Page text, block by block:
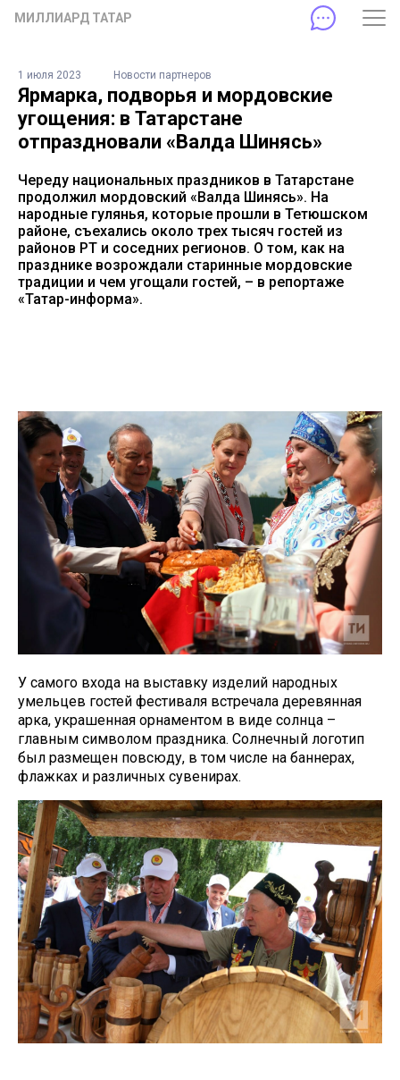
МИЛЛИАРД ТАТАР
1 июля 2023 Новости партнеров
Ярмарка, подворья и мордовские
угощения: в Татарстане
отпраздновали «Валда Шинясь»
Череду национальных праздников в Татарстане
продолжил мордовский «Валда Шинясь». На
народные гулянья, которые прошли в Тетюшском
районе, съехались около трех тысяч гостей из
районов РТ и соседних регионов. О том, как на
празднике возрождали старинные мордовские
традиции и чем угощали гостей, – в репортаже
«Татар-информа».
У самого входа на выставку изделий народных
умельцев гостей фестиваля встречала деревянная
арка, украшенная орнаментом в виде солнца –
главным символом праздника. Солнечный логотип
был размещен повсюду, в том числе на баннерах,
флажках и различных сувенирах.